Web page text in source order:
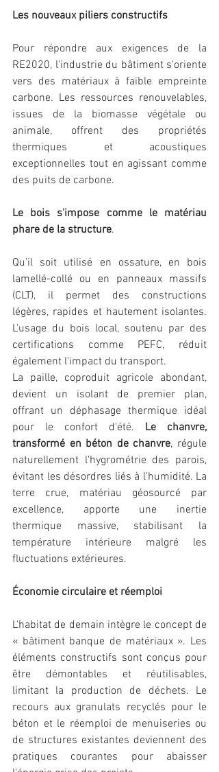
Les nouveaux piliers constructifs
Pour répondre aux exigences de la
RE2020, l'industrie du bâtiment s'oriente
vers des matériaux à faible empreinte
carbone. Les ressources renouvelables,
issues de la biomasse végétale ou
animale, offrent des propriétés
thermiques et acoustiques
exceptionnelles tout en agissant comme
des puits de carbone.
Le bois s'impose comme le matériau
phare de la structure.
Qu'il soit utilisé en ossature, en bois
lamellé-collé ou en panneaux massifs
(CLT), il permet des constructions
légères, rapides et hautement isolantes.
L'usage du bois local, soutenu par des
certifications comme PEFC, réduit
également l'impact du transport.
La paille, coproduit agricole abondant,
devient un isolant de premier plan,
offrant un déphasage thermique idéal
pour le confort d'été. Le chanvre,
transformé en béton de chanvre, régule
naturellement l'hygrométrie des parois,
évitant les désordres liés à l'humidité. La
terre crue, matériau géosourcé par
excellence, apporte une inertie
thermique massive, stabilisant la
température intérieure malgré les
fluctuations extérieures.
Économie circulaire et réemploi
L'habitat de demain intègre le concept de
« bâtiment banque de matériaux ». Les
éléments constructifs sont conçus pour
être démontables et réutilisables,
limitant la production de déchets. Le
recours aux granulats recyclés pour le
béton et le réemploi de menuiseries ou
de structures existantes deviennent des
pratiques courantes pour abaisser